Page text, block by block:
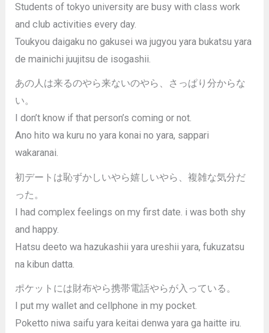
Students of tokyo university are busy with class work
and club activities every day.
Toukyou daigaku no gakusei wa jugyou yara bukatsu yara
de mainichi juujitsu de isogashii.
あの人は来るのやら来ないのやら、さっぱり分からな
い。
I don’t know if that person’s coming or not.
Ano hito wa kuru no yara konai no yara, sappari
wakaranai.
初デートは恥ずかしいやら嬉しいやら、複雑な気分だ
った。
I had complex feelings on my first date. i was both shy
and happy.
Hatsu deeto wa hazukashii yara ureshii yara, fukuzatsu
na kibun datta.
ポケットには財布やら携帯電話やらが入っている。
I put my wallet and cellphone in my pocket.
Poketto niwa saifu yara keitai denwa yara ga haitte iru.